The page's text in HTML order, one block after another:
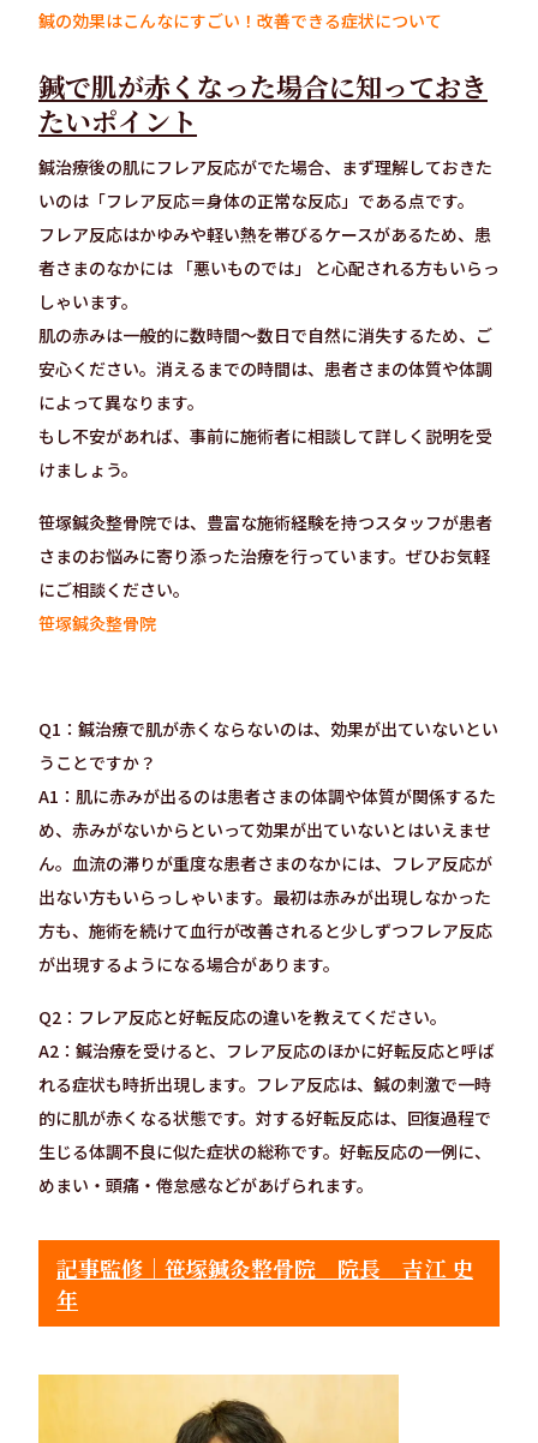
鍼の効果はこんなにすごい！改善できる症状について
鍼で肌が赤くなった場合に知っておき
たいポイント
鍼治療後の肌にフレア反応がでた場合、まず理解しておきた
いのは「フレア反応＝身体の正常な反応」である点です。
フレア反応はかゆみや軽い熱を帯びるケースがあるため、患
者さまのなかには 「悪いものでは」 と心配される方もいらっ
しゃいます。
肌の赤みは一般的に数時間〜数日で自然に消失するため、ご
安心ください。消えるまでの時間は、患者さまの体質や体調
によって異なります。
もし不安があれば、事前に施術者に相談して詳しく説明を受
けましょう。
笹塚鍼灸整骨院では、豊富な施術経験を持つスタッフが患者
さまのお悩みに寄り添った治療を行っています。ぜひお気軽
にご相談ください。
笹塚鍼灸整骨院
Q1：鍼治療で肌が赤くならないのは、効果が出ていないとい
うことですか？
A1：肌に赤みが出るのは患者さまの体調や体質が関係するた
め、赤みがないからといって効果が出ていないとはいえませ
ん。血流の滞りが重度な患者さまのなかには、フレア反応が
出ない方もいらっしゃいます。最初は赤みが出現しなかった
方も、施術を続けて血行が改善されると少しずつフレア反応
が出現するようになる場合があります。
Q2：フレア反応と好転反応の違いを教えてください。
A2：鍼治療を受けると、フレア反応のほかに好転反応と呼ば
れる症状も時折出現します。フレア反応は、鍼の刺激で一時
的に肌が赤くなる状態です。対する好転反応は、回復過程で
生じる体調不良に似た症状の総称です。好転反応の一例に、
めまい・頭痛・倦怠感などがあげられます。
記事監修｜笹塚鍼灸整骨院 院長 吉江 史
年